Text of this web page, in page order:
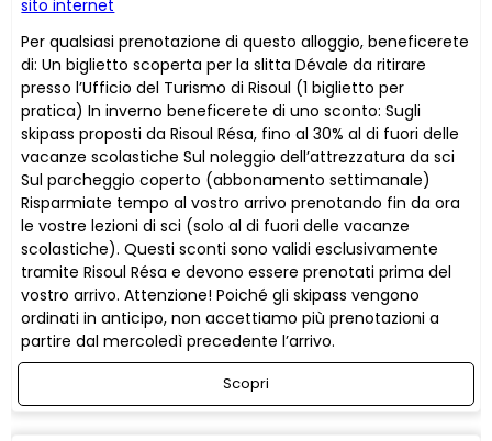
sito internet
Per qualsiasi prenotazione di questo alloggio, beneficerete
di: Un biglietto scoperta per la slitta Dévale da ritirare
presso l’Ufficio del Turismo di Risoul (1 biglietto per
pratica) In inverno beneficerete di uno sconto: Sugli
skipass proposti da Risoul Résa, fino al 30% al di fuori delle
vacanze scolastiche Sul noleggio dell’attrezzatura da sci
Sul parcheggio coperto (abbonamento settimanale)
Risparmiate tempo al vostro arrivo prenotando fin da ora
le vostre lezioni di sci (solo al di fuori delle vacanze
scolastiche). Questi sconti sono validi esclusivamente
tramite Risoul Résa e devono essere prenotati prima del
vostro arrivo. Attenzione! Poiché gli skipass vengono
ordinati in anticipo, non accettiamo più prenotazioni a
partire dal mercoledì precedente l’arrivo.
Scopri